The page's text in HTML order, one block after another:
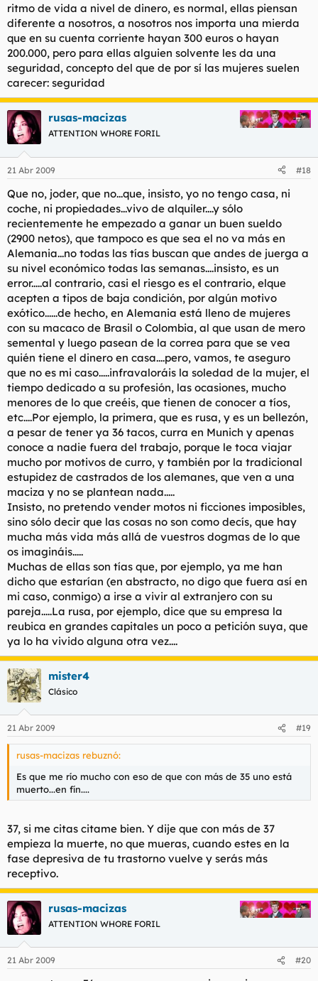
ritmo de vida a nivel de dinero, es normal, ellas piensan
diferente a nosotros, a nosotros nos importa una mierda
que en su cuenta corriente hayan 300 euros o hayan
200.000, pero para ellas alguien solvente les da una
seguridad, concepto del que de por sí las mujeres suelen
carecer: seguridad
rusas-macizas
ATTENTION WHORE FORIL
21 Abr 2009 #18
Que no, joder, que no...que, insisto, yo no tengo casa, ni
coche, ni propiedades...vivo de alquiler....y sólo
recientemente he empezado a ganar un buen sueldo
(2900 netos), que tampoco es que sea el no va más en
Alemania...no todas las tías buscan que andes de juerga a
su nivel económico todas las semanas....insisto, es un
error.....al contrario, casi el riesgo es el contrario, elque
acepten a tipos de baja condición, por algún motivo
exótico......de hecho, en Alemania está lleno de mujeres
con su macaco de Brasil o Colombia, al que usan de mero
semental y luego pasean de la correa para que se vea
quién tiene el dinero en casa....pero, vamos, te aseguro
que no es mi caso.....infravaloráis la soledad de la mujer, el
tiempo dedicado a su profesión, las ocasiones, mucho
menores de lo que creéis, que tienen de conocer a tíos,
etc....Por ejemplo, la primera, que es rusa, y es un bellezón,
a pesar de tener ya 36 tacos, curra en Munich y apenas
conoce a nadie fuera del trabajo, porque le toca viajar
mucho por motivos de curro, y también por la tradicional
estupidez de castrados de los alemanes, que ven a una
maciza y no se plantean nada.....
Insisto, no pretendo vender motos ni ficciones imposibles,
sino sólo decir que las cosas no son como decís, que hay
mucha más vida más allá de vuestros dogmas de lo que
os imagináis.....
Muchas de ellas son tías que, por ejemplo, ya me han
dicho que estarían (en abstracto, no digo que fuera así en
mi caso, conmigo) a irse a vivir al extranjero con su
pareja.....La rusa, por ejemplo, dice que su empresa la
reubica en grandes capitales un poco a petición suya, que
ya lo ha vivido alguna otra vez....
mister4
Clásico
21 Abr 2009 #19
rusas-macizas rebuznó:
Es que me río mucho con eso de que con más de 35 uno está
muerto...en fín....
37, si me citas citame bien. Y dije que con más de 37
empieza la muerte, no que mueras, cuando estes en la
fase depresiva de tu trastorno vuelve y serás más
receptivo.
rusas-macizas
ATTENTION WHORE FORIL
21 Abr 2009 #20